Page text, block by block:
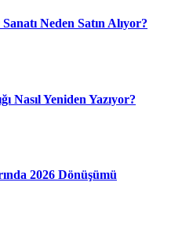
Neden Satın Alıyor?
Nasıl Yeniden Yazıyor?
2026 Dönüşümü